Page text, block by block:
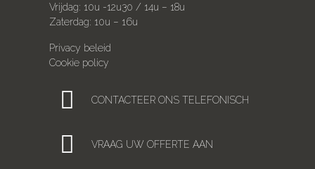
Vrijdag: 10u -12u30 / 14u – 18u
Zaterdag: 10u – 16u
Privacy beleid
Cookie policy
CONTACTEER ONS TELEFONISCH
VRAAG UW OFFERTE AAN